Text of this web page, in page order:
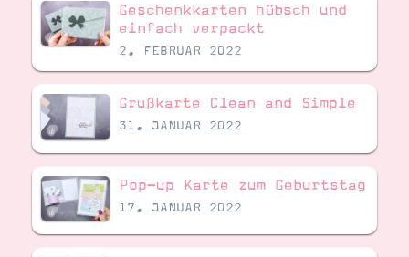
Demonstrator werden
Blog
Gutscheine
Produkte erklärt
Über mich
Geschenkkarten hübsch und
einfach verpackt
2. FEBRUAR 2022
Grußkarte Clean and Simple
31. JANUAR 2022
Pop-up Karte zum Geburtstag
17. JANUAR 2022